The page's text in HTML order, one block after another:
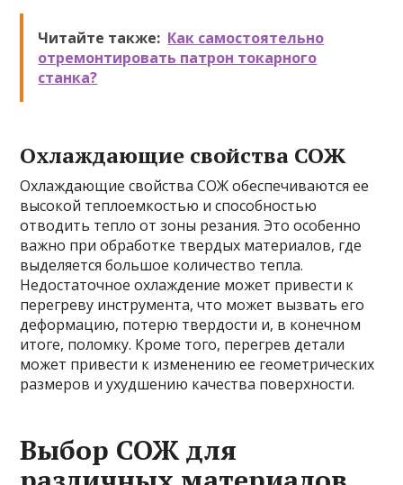
Читайте также: Как самостоятельно
отремонтировать патрон токарного
станка?
Охлаждающие свойства СОЖ
Охлаждающие свойства СОЖ обеспечиваются ее
высокой теплоемкостью и способностью
отводить тепло от зоны резания. Это особенно
важно при обработке твердых материалов, где
выделяется большое количество тепла.
Недостаточное охлаждение может привести к
перегреву инструмента, что может вызвать его
деформацию, потерю твердости и, в конечном
итоге, поломку. Кроме того, перегрев детали
может привести к изменению ее геометрических
размеров и ухудшению качества поверхности.
Выбор СОЖ для